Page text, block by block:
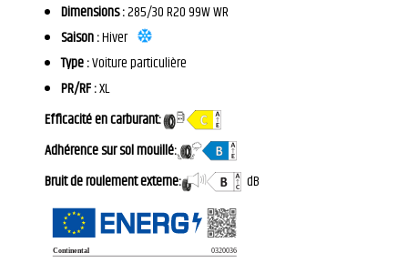
Dimensions :285/30 R20 99W WR
Saison :Hiver
Type :Voiture particulière
PR/RF :XL
Efficacité en carburant:
Adhérence sur sol mouillé:
Bruit de roulement externe:
dB